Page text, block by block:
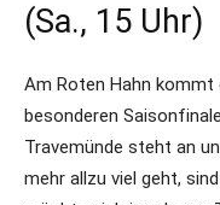
(Sa., 15 Uhr)
Am Roten Hahn kommt
besonderen
Travemünde steht an
mehr allzu viel geht,